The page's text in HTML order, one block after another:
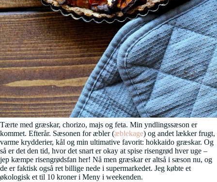
Tærte med græskar, chorizo, majs og feta. Min yndlingssæson er
kommet. Efterår. Sæsonen for æbler (æblekage) og andet lækker frugt,
varme krydderier, kål og min ultimative favorit: hokkaido græskar. Og
så er det den tid, hvor det snart er okay at spise risengrød hver uge –
jep kæmpe risengrødsfan her! Nå men græskar er altså i sæson nu, og
de er faktisk også ret billige nede i supermarkedet. Jeg købte et
økologisk et til 10 kroner i Meny i weekenden.